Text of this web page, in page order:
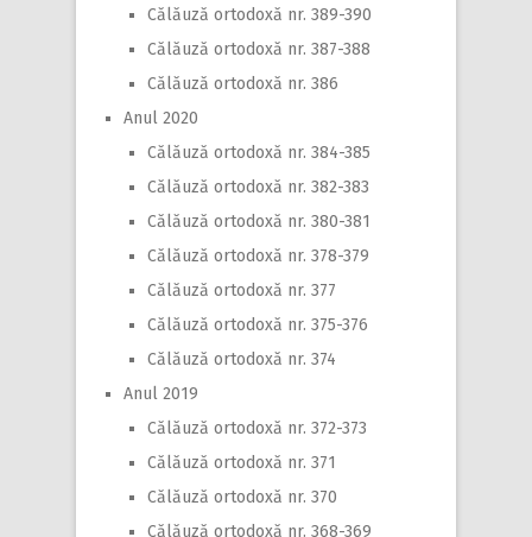
Călăuză ortodoxă nr. 389-390
Călăuză ortodoxă nr. 387-388
Călăuză ortodoxă nr. 386
Anul 2020
Călăuză ortodoxă nr. 384-385
Călăuză ortodoxă nr. 382-383
Călăuză ortodoxă nr. 380-381
Călăuză ortodoxă nr. 378-379
Călăuză ortodoxă nr. 377
Călăuză ortodoxă nr. 375-376
Călăuză ortodoxă nr. 374
Anul 2019
Călăuză ortodoxă nr. 372-373
Călăuză ortodoxă nr. 371
Călăuză ortodoxă nr. 370
Călăuză ortodoxă nr. 368-369